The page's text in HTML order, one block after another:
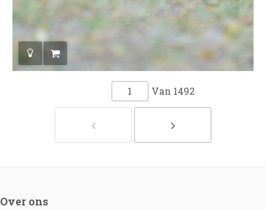
Van 1492
Over ons